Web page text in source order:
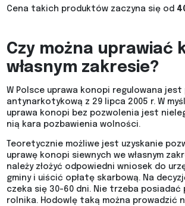
Cena takich produktów zaczyna się od
Czy można uprawiać
własnym zakresie?
W Polsce uprawa konopi regulowana
antynarkotykową z 29 lipca 2005 r. W
uprawa konopi bez pozwolenia jest
nią kara pozbawienia wolności.
Teoretycznie możliwe jest uzyskanie
uprawę konopi siewnych we własnym
należy złożyć odpowiedni wniosek do
gminy i uiścić opłatę skarbową. Na
czeka się 30-60 dni. Nie trzeba
rolnika. Hodowlę taką można prowadzić